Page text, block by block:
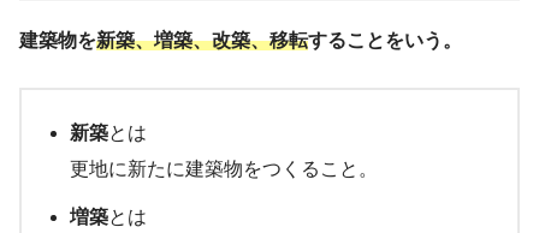
建築物を新築、増築、改築、移転することをいう。
新築とは
更地に新たに建築物をつくること。
増築とは